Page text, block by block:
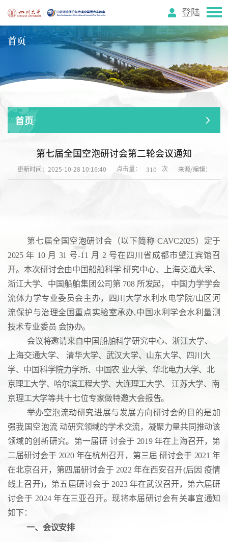
登陆
首页
首页
第七届全国空泡研讨会第二轮会议通知
更新时间：2025-10-28 10:16:40 点击量： 310 次 来源/编辑：
第七届全国空泡研讨会（以下简称 CAVC2025）定于
2025 年 10 月 31 号-11 月 2 号在四川省成都市望江宾馆召
开。本次研讨会由中国船舶科学 研究中心、上海交通大学、
浙江大学、中国船舶集团公司第 708 所发起，
中国力学学会
流体力学专业委员会主办，四川大学水利水电学院/山区河
流保护与治理全国重点实验室承办,中国水利学会水利量测
技术专业委员 会协办。
会议将邀请来自中国船舶科学研究中心、浙江大学、
上海交通大学、
清华大学、武汉大学、山东大学、四川大
学、中国科学院力学所、 中国农 业大学、华北电力大学、北
京理工大学、哈尔滨工程大学、大连理工大学、
江苏大学、南
京理工大学等共十七位专家做特邀大会报告。
举办空泡流动研究进展与发展方向研讨会的目的是加
强我国空泡流 动研究领域的学术交流，凝聚力量共同推动该
领域的创新研究。 第一届研 讨会于 2019 年在上海召开，第
二届研讨会于 2020 年在杭州召开，第三届 研讨会于 2021 年
在北京召开，第四届研讨会于 2022 年在西安召开(后因 疫情
线上召开)，第五届研讨会于 2023 年在武汉召开，第六届研
讨会于 2024 年在三亚召开。现将本届研讨会有关事宜通知
如下：
一、会议安排